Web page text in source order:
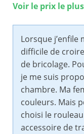
Voir le prix le
Lorsque
difficile de
de bricolage.
je me suis
chambre. Ma
couleurs. Mais
choisi le
accessoire de